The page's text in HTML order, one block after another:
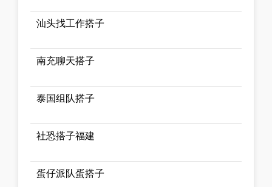
汕头找工作搭子
南充聊天搭子
泰国组队搭子
社恐搭子福建
蛋仔派队蛋搭子